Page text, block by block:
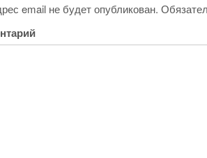
email не будет опубликован.